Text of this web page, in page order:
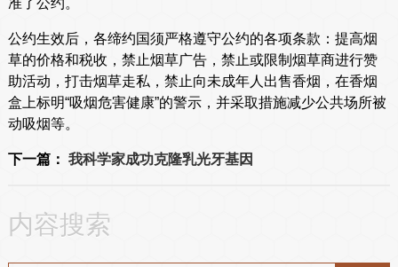
准了公约。
公约生效后，各缔约国须严格遵守公约的各项条款：提高烟
草的价格和税收，禁止烟草广告，禁止或限制烟草商进行赞
助活动，打击烟草走私，禁止向未成年人出售香烟，在香烟
盒上标明“吸烟危害健康”的警示，并采取措施减少公共场所被
动吸烟等。
下一篇： 我科学家成功克隆乳光牙基因
内容搜索